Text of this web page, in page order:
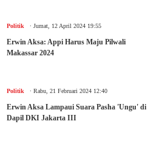
Politik Jumat, 12 April 2024 19:55
Erwin Aksa: Appi Harus Maju Pilwali
Makassar 2024
Politik Rabu, 21 Februari 2024 12:40
Erwin Aksa Lampaui Suara Pasha 'Ungu' di
Dapil DKI Jakarta III